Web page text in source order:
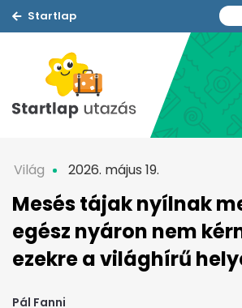
Startlap
Világ 2026. május 19.
Mesés tájak nyílnak
egész nyáron nem
ezekre a világhírű
Pál Fanni